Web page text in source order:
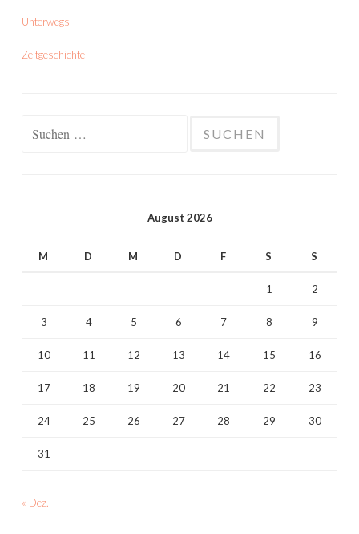
Unterwegs
Zeitgeschichte
August 2026
M D M D F S S
1 2
3 4 5 6 7 8 9
10 11 12 13 14 15 16
17 18 19 20 21 22 23
24 25 26 27 28 29 30
31
« Dez.